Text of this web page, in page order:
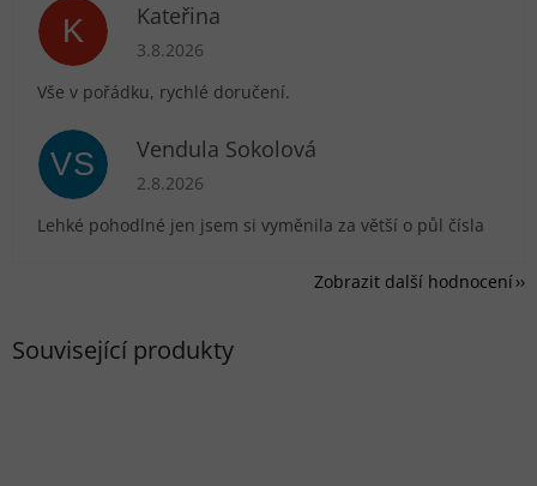
Související produkty
K Kateřina
Hodnocení obchodu je 5 z 5 hvězdiček.
3.8.2026
Vše v pořádku, rychlé doručení.
VS Vendula Sokolová
Hodnocení obchodu je 5 z 5 hvězdiček.
2.8.2026
Lehké pohodlné jen jsem si vyměnila za větší o půl čísla
Zobrazit další hodnocení